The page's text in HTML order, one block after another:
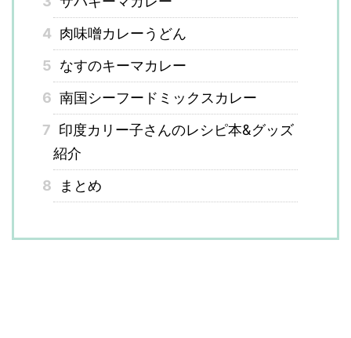
4 肉味噌カレーうどん
5 なすのキーマカレー
6 南国シーフードミックスカレー
7 印度カリー子さんのレシピ本&グッズ
紹介
8
まとめ